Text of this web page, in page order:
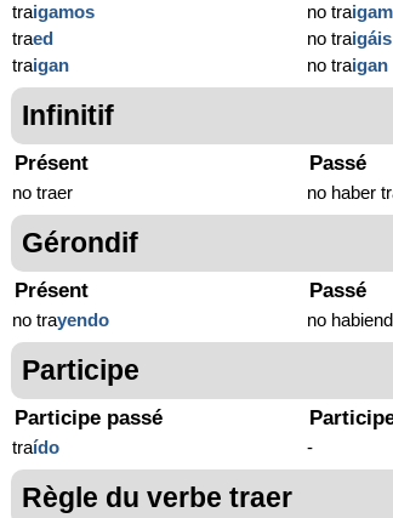
traigamos
traed
traigan
no tra
no traigáis
no traigan
Infinitif
Présent
no traer
Passé
no haber
Gérondif
Présent
no trayendo
Passé
no
Participe
Participe passé
traído -
Règle du verbe traer